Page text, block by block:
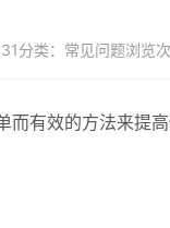
分类：常见问题浏览
有效的方法来提高